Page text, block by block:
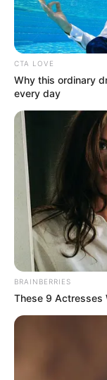
CTA LOVE
Why this ordinary
every day
BRAINBERRIES
These 9 Actresses